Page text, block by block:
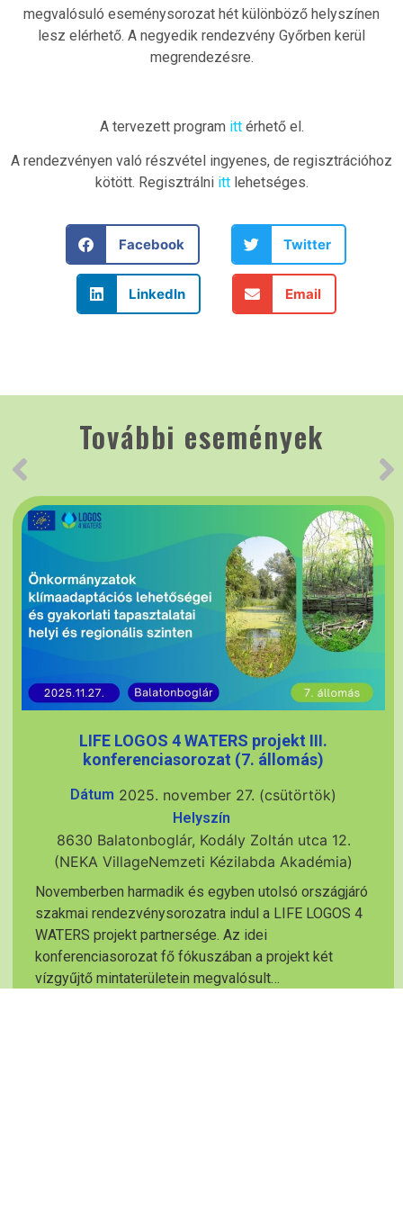
megvalósuló eseménysorozat hét különböző helyszínen
lesz elérhető. A negyedik rendezvény Győrben kerül
megrendezésre.
A tervezett program ittérhető el.
A rendezvényen való részvétel ingyenes, de regisztrációhoz
kötött. Regisztrálni ittlehetséges.
Facebook Twitter
LinkedIn Email
További események
LIFE LOGOS 4 WATERS projekt III.
konferenciasorozat (7. állomás)
Dátum 2025. november 27. (csütörtök)
Helyszín
8630 Balatonboglár, Kodály Zoltán utca 12.
(NEKA VillageNemzeti Kézilabda Akadémia)
Novemberben harmadik és egyben utolsó országjáró
szakmai rendezvénysorozatra indul a LIFE LOGOS 4
WATERS projekt partnersége. Az idei
konferenciasorozat fő fókuszában a projekt két
vízgyűjtő mintaterületein megvalósult…